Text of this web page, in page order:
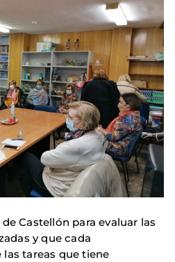
Castellón para evaluar las
y que cada
tareas que tiene